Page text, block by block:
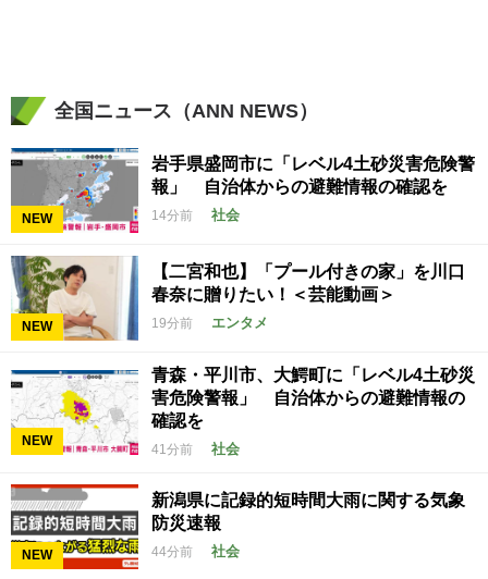
全国ニュース（ANN NEWS）
NEW
岩手県盛岡市に「レベル4土砂災害危険警
報」 自治体からの避難情報の確認を
14分前 社会
NEW
【二宮和也】「プール付きの家」を川口
春奈に贈りたい！＜芸能動画＞
19分前 エンタメ
NEW
青森・平川市、大鰐町に「レベル4土砂災
害危険警報」 自治体からの避難情報の
確認を
41分前 社会
NEW
新潟県に記録的短時間大雨に関する気象
防災速報
44分前 社会